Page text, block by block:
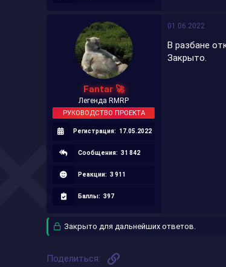
Fantar 🚀
Легенда RMRP
РУКОВОДСТВО ПРОЕКТА
Регистрация: 17.05.2022
Сообщения: 31 842
Реакции: 3 911
Баллы: 397
01.06.2022
В разбане
Закрыто.
Закрыто для дальнейших ответов.
Поделиться: